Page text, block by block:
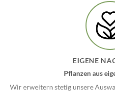
EIGENE
Pflanzen aus
Wir erweitern stetig unsere